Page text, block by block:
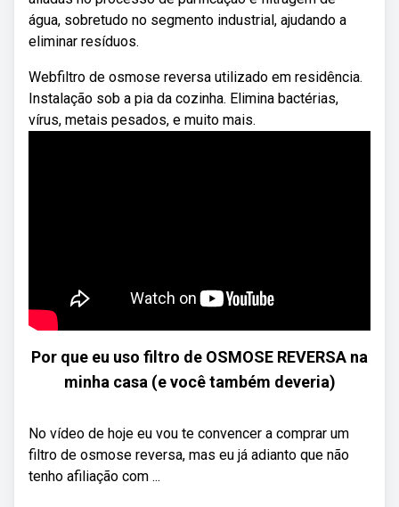
água, sobretudo no segmento industrial, ajudando a
eliminar resíduos.
Webfiltro de osmose reversa utilizado em residência.
Instalação sob a pia da cozinha. Elimina bactérias,
vírus, metais pesados, e muito mais.
Por que eu uso filtro de OSMOSE REVERSA na
minha casa (e você também deveria)
No vídeo de hoje eu vou te convencer a comprar um
filtro de osmose reversa, mas eu já adianto que não
tenho afiliação com ...